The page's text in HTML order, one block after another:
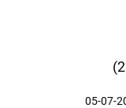
05-07-